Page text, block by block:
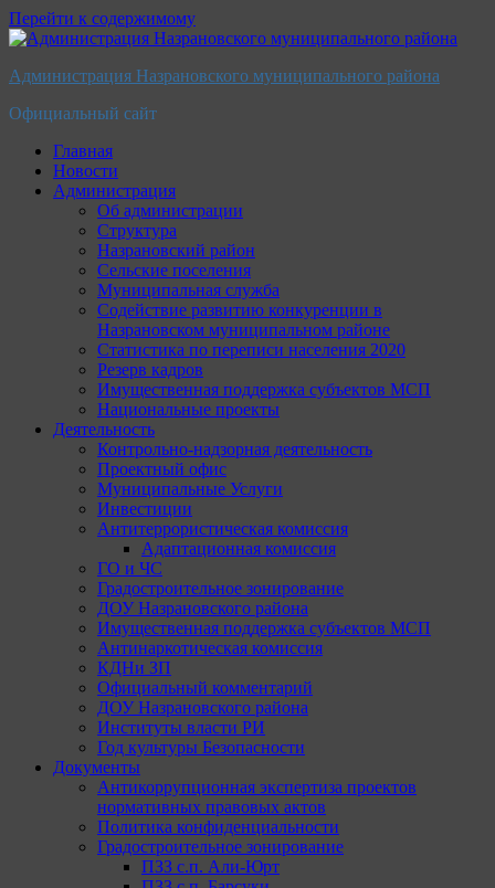
Перейти к содержимому
Администрация Назрановского муниципального района
Официальный сайт
Главная
Новости
Администрация
Об администрации
Структура
Назрановский район
Сельские поселения
Муниципальная служба
Содействие развитию конкуренции в
Назрановском муниципальном районе
Статистика по переписи населения 2020
Резерв кадров
Имущественная поддержка субъектов МСП
Национальные проекты
Деятельность
Контрольно-надзорная деятельность
Проектный офис
Муниципальные Услуги
Инвестиции
Антитеррористическая комиссия
Адаптационная комиссия
ГО и ЧС
Градостроительное зонирование
ДОУ Назрановского района
Имущественная поддержка субъектов МСП
Антинаркотическая комиссия
КДНи ЗП
Официальный комментарий
ДОУ Назрановского района
Институты власти РИ
Год культуры Безопасности
Документы
Антикоррупционная экспертиза проектов
нормативных правовых актов
Политика конфиденциальности
Градостроительное зонирование
ПЗЗ с.п. Али-Юрт